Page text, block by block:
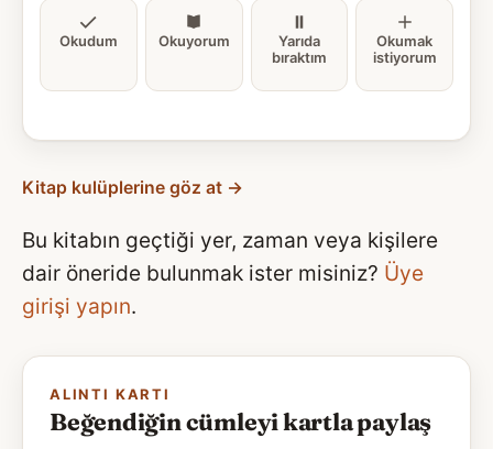
Okudum Okuyorum
Yarıda
bıraktım
Okumak
istiyorum
Kitap kulüplerine göz at →
Bu kitabın geçtiği yer, zaman veya kişilere
dair öneride bulunmak ister misiniz? Üye
girişi yapın.
ALINTI KARTI
Beğendiğin cümleyi kartla paylaş